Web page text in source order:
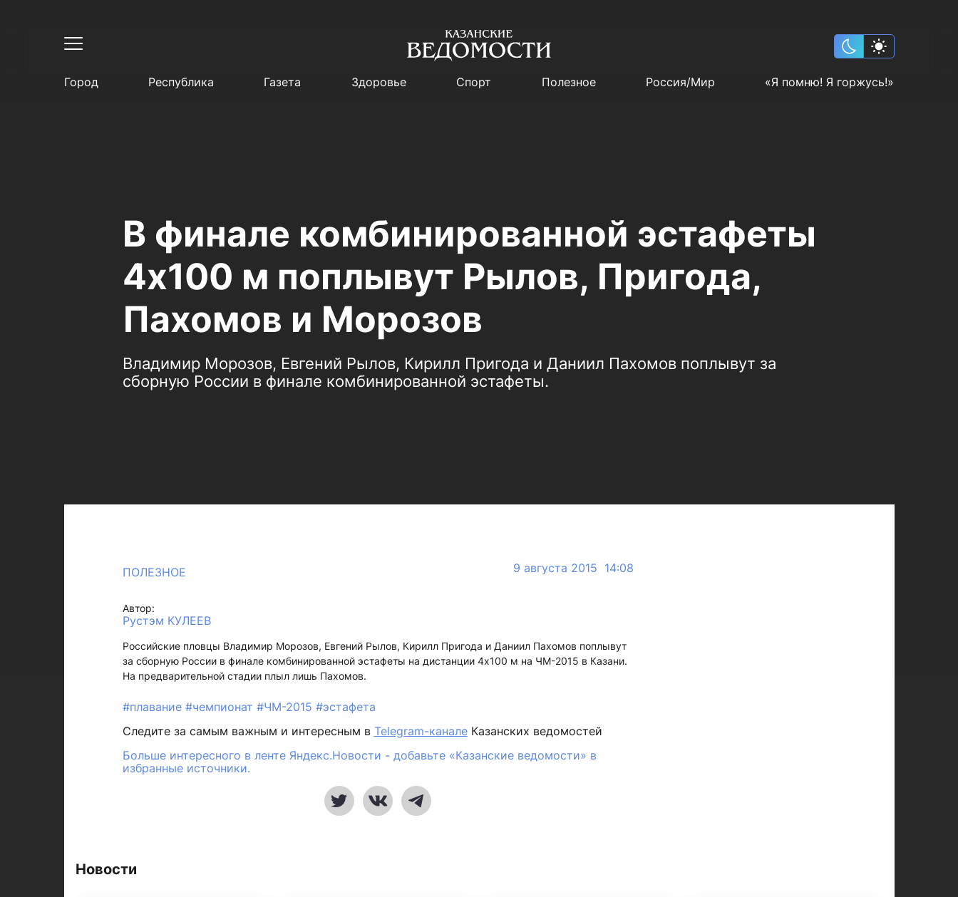
Город Республика Газета Здоровье Спорт Полезное Россия/Мир «Я помню! Я горжусь!»
В финале комбинированной эстафеты
4х100 м поплывут Рылов, Пригода,
Пахомов и Морозов
Владимир Морозов, Евгений Рылов, Кирилл Пригода и Даниил Пахомов поплывут за
сборную России в финале комбинированной эстафеты.
ПОЛЕЗНОЕ 9 августа 2015 14:08
Автор:
Рустэм КУЛЕЕВ
Российские пловцы Владимир Морозов, Евгений Рылов, Кирилл Пригода и Даниил Пахомов поплывут
за сборную России в финале комбинированной эстафеты на дистанции 4х100 м на ЧМ-2015 в Казани.
На предварительной стадии плыл лишь Пахомов.
#плавание #чемпионат #ЧМ-2015 #эстафета
Следите за самым важным и интересным в Telegram-каналеКазанских ведомостей
Больше интересного в ленте Яндекс.Новости - добавьте «Казанские ведомости» в
избранные источники.
Новости